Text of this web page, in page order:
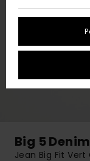
Big 5 Denim
Jean Big Fit